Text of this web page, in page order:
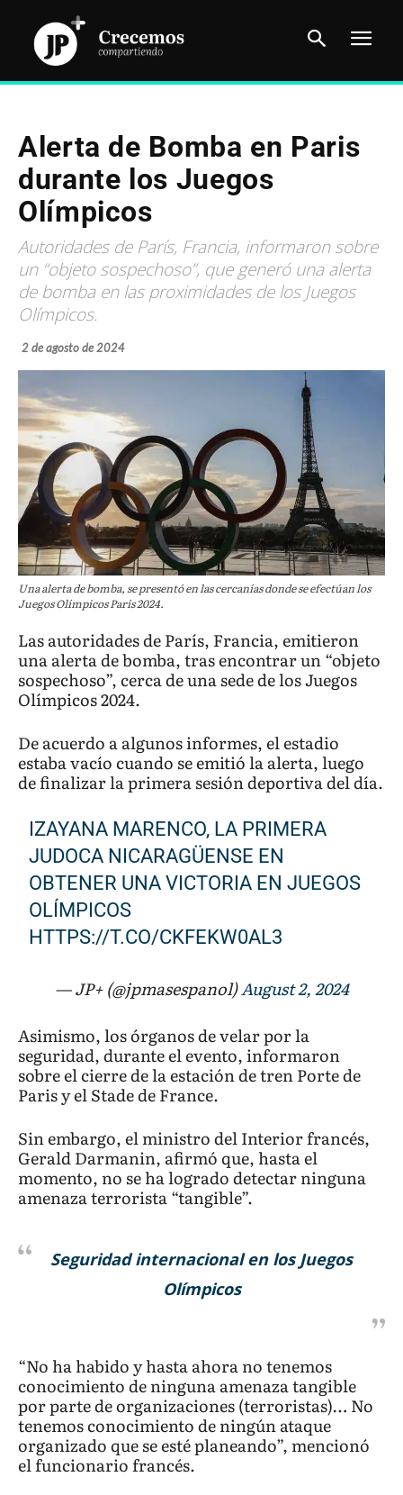
Alerta de Bomba en Paris
durante los Juegos
Olímpicos
Autoridades de París, Francia, informaron sobre
un “objeto sospechoso”, que generó una alerta
de bomba en las proximidades de los Juegos
Olímpicos.
2 de agosto de 2024
Una alerta de bomba, se presentó en las cercanías donde se efectúan los
Juegos Olímpicos París 2024.
Las autoridades de París, Francia, emitieron
una alerta de bomba, tras encontrar un “objeto
sospechoso”, cerca de una sede de los Juegos
Olímpicos 2024.
De acuerdo a algunos informes, el estadio
estaba vacío cuando se emitió la alerta, luego
de finalizar la primera sesión deportiva del día.
IZAYANA MARENCO, LA PRIMERA
JUDOCA NICARAGÜENSE EN
OBTENER UNA VICTORIA EN JUEGOS
OLÍMPICOS
HTTPS://T.CO/CKFEKW0AL3
— JP+ (@jpmasespanol)August 2, 2024
Asimismo, los órganos de velar por la
seguridad, durante el evento, informaron
sobre el cierre de la estación de tren Porte de
Paris y el Stade de France.
Sin embargo, el ministro del Interior francés,
Gerald Darmanin, afirmó que, hasta el
momento, no se ha logrado detectar ninguna
amenaza terrorista “tangible”.
Seguridad internacional en los Juegos
Olímpicos
“No ha habido y hasta ahora no tenemos
conocimiento de ninguna amenaza tangible
por parte de organizaciones (terroristas)… No
tenemos conocimiento de ningún ataque
organizado que se esté planeando”, mencionó
el funcionario francés.